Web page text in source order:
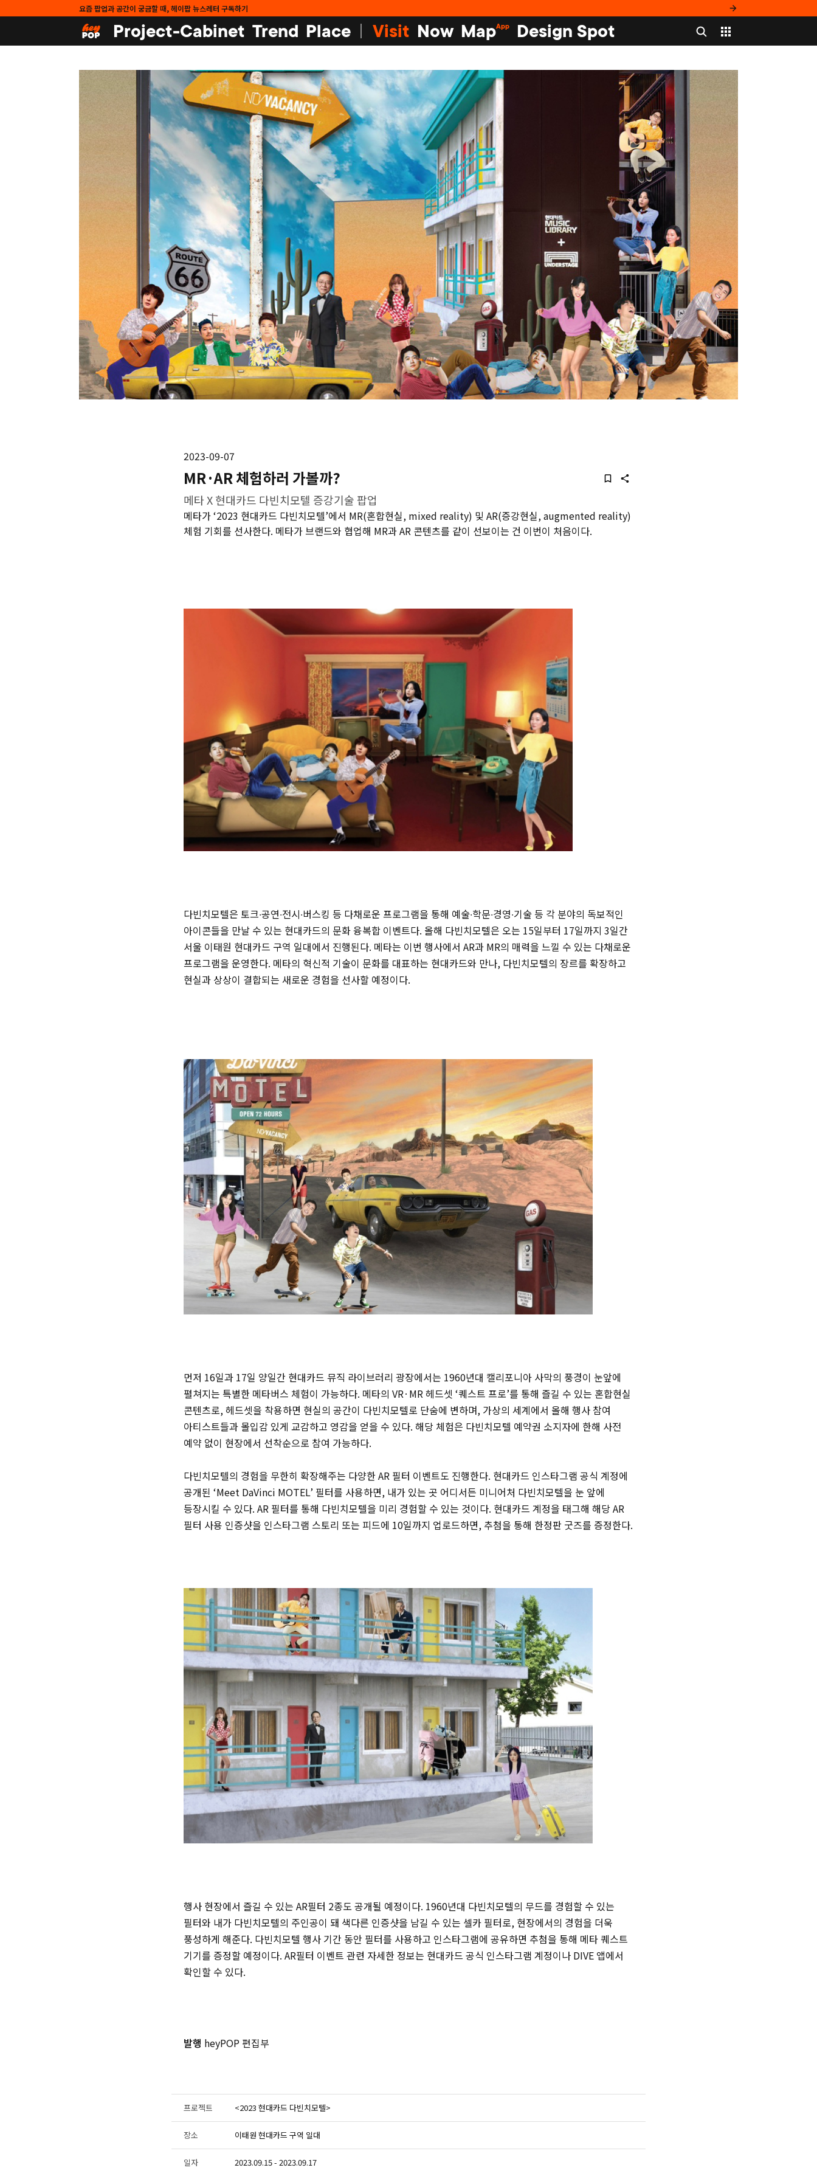
요즘 팝업과 공간이 궁금할 때, 헤이팝 뉴스레터 구독하기
Project-Cabinet Trend Place Visit Now MapApp Design Spot
2023-09-07
MR·AR 체험하러 가볼까?
메타 X 현대카드 다빈치모텔 증강기술 팝업
메타가 ‘2023 현대카드 다빈치모텔’에서 MR(혼합현실, mixed reality) 및 AR(증강현실, augmented reality)
체험 기회를 선사한다. 메타가 브랜드와 협업해 MR과 AR 콘텐츠를 같이 선보이는 건 이번이 처음이다.
다빈치모텔은 토크∙공연∙전시∙버스킹 등 다채로운 프로그램을 통해 예술∙학문∙경영∙기술 등 각 분야의 독보적인
아이콘들을 만날 수 있는 현대카드의 문화 융복합 이벤트다. 올해 다빈치모텔은 오는 15일부터 17일까지 3일간
서울 이태원 현대카드 구역 일대에서 진행된다. 메타는 이번 행사에서 AR과 MR의 매력을 느낄 수 있는 다채로운
프로그램을 운영한다. 메타의 혁신적 기술이 문화를 대표하는 현대카드와 만나, 다빈치모텔의 장르를 확장하고
현실과 상상이 결합되는 새로운 경험을 선사할 예정이다.
먼저 16일과 17일 양일간 현대카드 뮤직 라이브러리 광장에서는 1960년대 캘리포니아 사막의 풍경이 눈앞에
펼쳐지는 특별한 메타버스 체험이 가능하다. 메타의 VR·MR 헤드셋 ‘퀘스트 프로’를 통해 즐길 수 있는 혼합현실
콘텐츠로, 헤드셋을 착용하면 현실의 공간이 다빈치모텔로 단숨에 변하며, 가상의 세계에서 올해 행사 참여
아티스트들과 몰입감 있게 교감하고 영감을 얻을 수 있다. 해당 체험은 다빈치모텔 예약권 소지자에 한해 사전
예약 없이 현장에서 선착순으로 참여 가능하다.
다빈치모텔의 경험을 무한히 확장해주는 다양한 AR 필터 이벤트도 진행한다. 현대카드 인스타그램 공식 계정에
공개된 ‘Meet DaVinci MOTEL’ 필터를 사용하면, 내가 있는 곳 어디서든 미니어처 다빈치모텔을 눈 앞에
등장시킬 수 있다. AR 필터를 통해 다빈치모텔을 미리 경험할 수 있는 것이다. 현대카드 계정을 태그해 해당 AR
필터 사용 인증샷을 인스타그램 스토리 또는 피드에 10일까지 업로드하면, 추첨을 통해 한정판 굿즈를 증정한다.
행사 현장에서 즐길 수 있는 AR필터 2종도 공개될 예정이다. 1960년대 다빈치모텔의 무드를 경험할 수 있는
필터와 내가 다빈치모텔의 주인공이 돼 색다른 인증샷을 남길 수 있는 셀카 필터로, 현장에서의 경험을 더욱
풍성하게 해준다. 다빈치모텔 행사 기간 동안 필터를 사용하고 인스타그램에 공유하면 추첨을 통해 메타 퀘스트
기기를 증정할 예정이다. AR필터 이벤트 관련 자세한 정보는 현대카드 공식 인스타그램 계정이나 DIVE 앱에서
확인할 수 있다.
발행 heyPOP 편집부
프로젝트 <2023 현대카드 다빈치모텔>
장소 이태원 현대카드 구역 일대
일자 2023.09.15 - 2023.09.17